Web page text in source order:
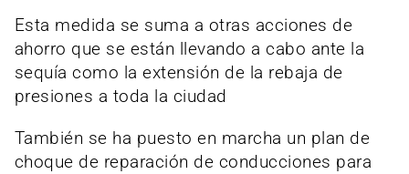
Esta medida se suma a otras acciones de
ahorro que se están llevando a cabo ante la
sequía como la extensión de la rebaja de
presiones a toda la ciudad
También se ha puesto en marcha un plan de
choque de reparación de conducciones para